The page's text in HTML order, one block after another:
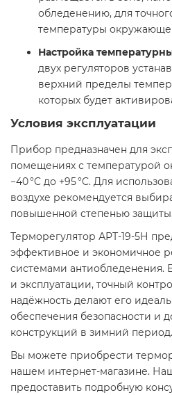
обледенению, для
температуры
Настройка
двух регуляторов
верхний пределы
которых будет
Условия эксплуатации
Прибор предназначен для
помещениях с температурой
−40 °C до +95 °C. Для
воздухе рекомендуется
повышенной степенью
Терморегулятор АРТ-19-5Н
эффективное и экономичное
системами антиобледенения.
и эксплуатации, точный
надёжность делают его
обеспечения безопасности и
конструкций в зимний период.​
Вы можете приобрести
нашем интернет-магазине.
предоставить подробную